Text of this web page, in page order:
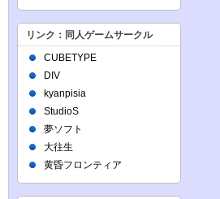
リンク：同人ゲームサークル
CUBETYPE
DIV
kyanpisia
StudioS
夢ソフト
大往生
黄昏フロンティア